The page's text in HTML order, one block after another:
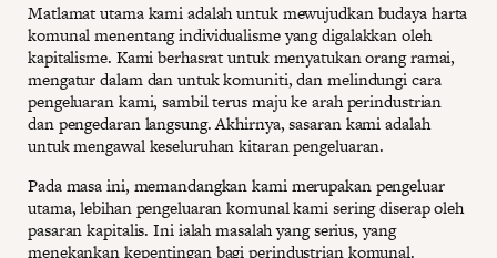
Matlamat utama kami adalah untuk mewujudkan budaya harta
komunal menentang individualisme yang digalakkan oleh
kapitalisme. Kami berhasrat untuk menyatukan orang ramai,
mengatur dalam dan untuk komuniti, dan melindungi cara
pengeluaran kami, sambil terus maju ke arah perindustrian
dan pengedaran langsung. Akhirnya, sasaran kami adalah
untuk mengawal keseluruhan kitaran pengeluaran.
Pada masa ini, memandangkan kami merupakan pengeluar
utama, lebihan pengeluaran komunal kami sering diserap oleh
pasaran kapitalis. Ini ialah masalah yang serius, yang
menekankan kepentingan bagi perindustrian komunal.